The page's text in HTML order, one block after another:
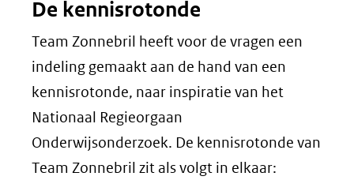
De kennisrotonde
Team Zonnebril heeft voor de vragen een
indeling gemaakt aan de hand van een
kennisrotonde, naar inspiratie van het
Nationaal Regieorgaan
Onderwijsonderzoek. De kennisrotonde van
Team Zonnebril zit als volgt in elkaar: